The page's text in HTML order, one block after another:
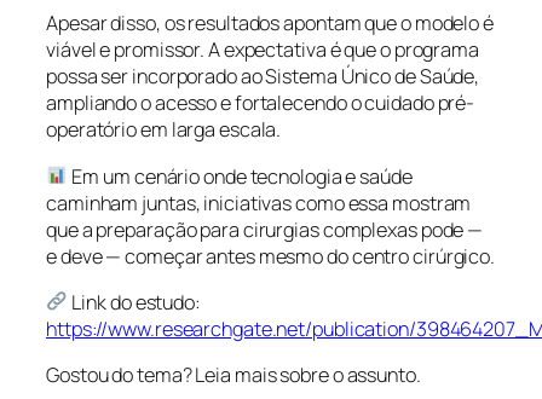
Apesar disso, os resultados apontam que o modelo é
viável e promissor. A expectativa é que o programa
possa ser incorporado ao Sistema Único de Saúde,
ampliando o acesso e fortalecendo o cuidado pré-
operatório em larga escala.
Em um cenário onde tecnologia e saúde
caminham juntas, iniciativas como essa mostram
que a preparação para cirurgias complexas pode —
e deve — começar antes mesmo do centro cirúrgico.
Link do estudo:
https://www.researchgate.net/publication/
Gostou do tema? Leia mais sobre o assunto.